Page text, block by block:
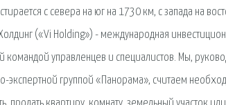
с севера на юг на 1730 км, с запада на
(«Vi Holding») - международная
командой управленцев и специалистов. Мы,
экспертной группой «Панорама», считаем